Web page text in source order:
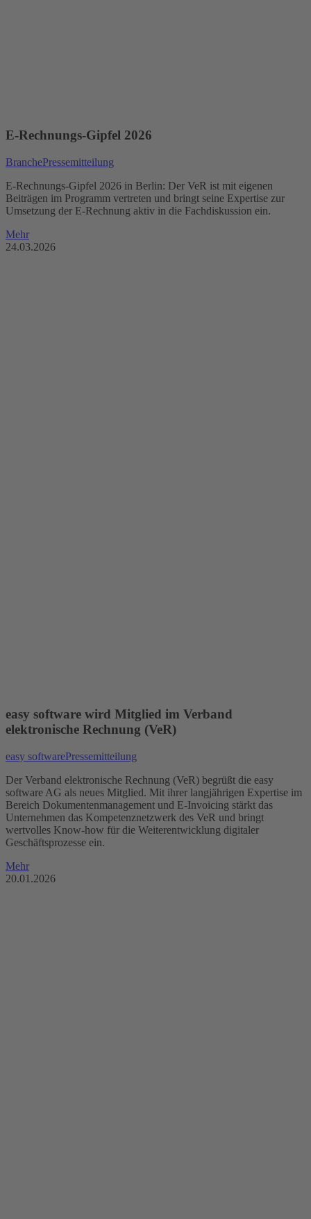
E-Rechnungs-Gipfel 2026
BranchePressemitteilung
E-Rechnungs-Gipfel 2026 in Berlin: Der VeR ist mit eigenen
Beiträgen im Programm vertreten und bringt seine Expertise zur
Umsetzung der E-Rechnung aktiv in die Fachdiskussion ein.
Mehr
24.03.2026
easy software wird Mitglied im Verband
elektronische Rechnung (VeR)
easy softwarePressemitteilung
Der Verband elektronische Rechnung (VeR) begrüßt die easy
software AG als neues Mitglied. Mit ihrer langjährigen Expertise im
Bereich Dokumentenmanagement und E-Invoicing stärkt das
Unternehmen das Kompetenznetzwerk des VeR und bringt
wertvolles Know-how für die Weiterentwicklung digitaler
Geschäftsprozesse ein.
Mehr
20.01.2026